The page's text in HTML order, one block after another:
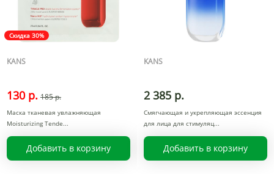
Скидка 30%
KANS
130 р. 185 р.
Маска тканевая увлажняющая
Moisturizing Tende
Добавить в корзину
KANS
2 385 р.
Смягчающая и укрепляющая эссенция
для лица для стимуляц
Добавить в корзину